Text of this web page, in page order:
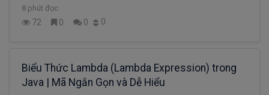
8 phút đọc
72 0 0 0
Biểu Thức Lambda (Lambda Expression) trong
Java | Mã Ngắn Gọn và Dễ Hiểu